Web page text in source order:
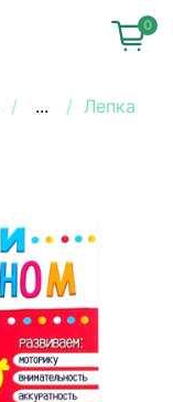
0
... Лепка